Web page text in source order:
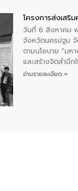
โครงการส่งเสริ
วันที่ 6 สิงหาคม พ
จังหวัดนครปฐม จั
ตามนโยบาย “มห
และสร้างจิตสำนึก
ของน้ำเสีย แนวท
อ่านรายละเอียด »